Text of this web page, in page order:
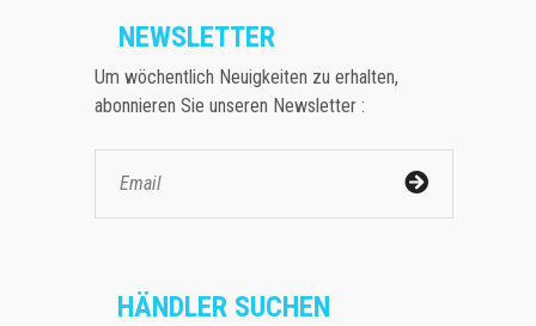
NEWSLETTER
Um wöchentlich Neuigkeiten zu erhalten,
abonnieren Sie unseren Newsletter :
HÄNDLER SUCHEN